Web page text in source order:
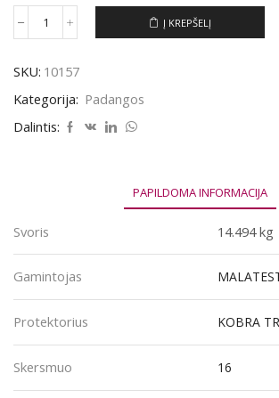
produkto
MALATESTA
KOBRA
TRAC
NT
Į KREPŠELĮ
SKU: 10157
Kategorija: Padangos
Dalintis:
PAPILDOMA INFORMACIJA
Svoris 14.494 kg
Gamintojas
Protektorius KOBRA
Skersmuo 16